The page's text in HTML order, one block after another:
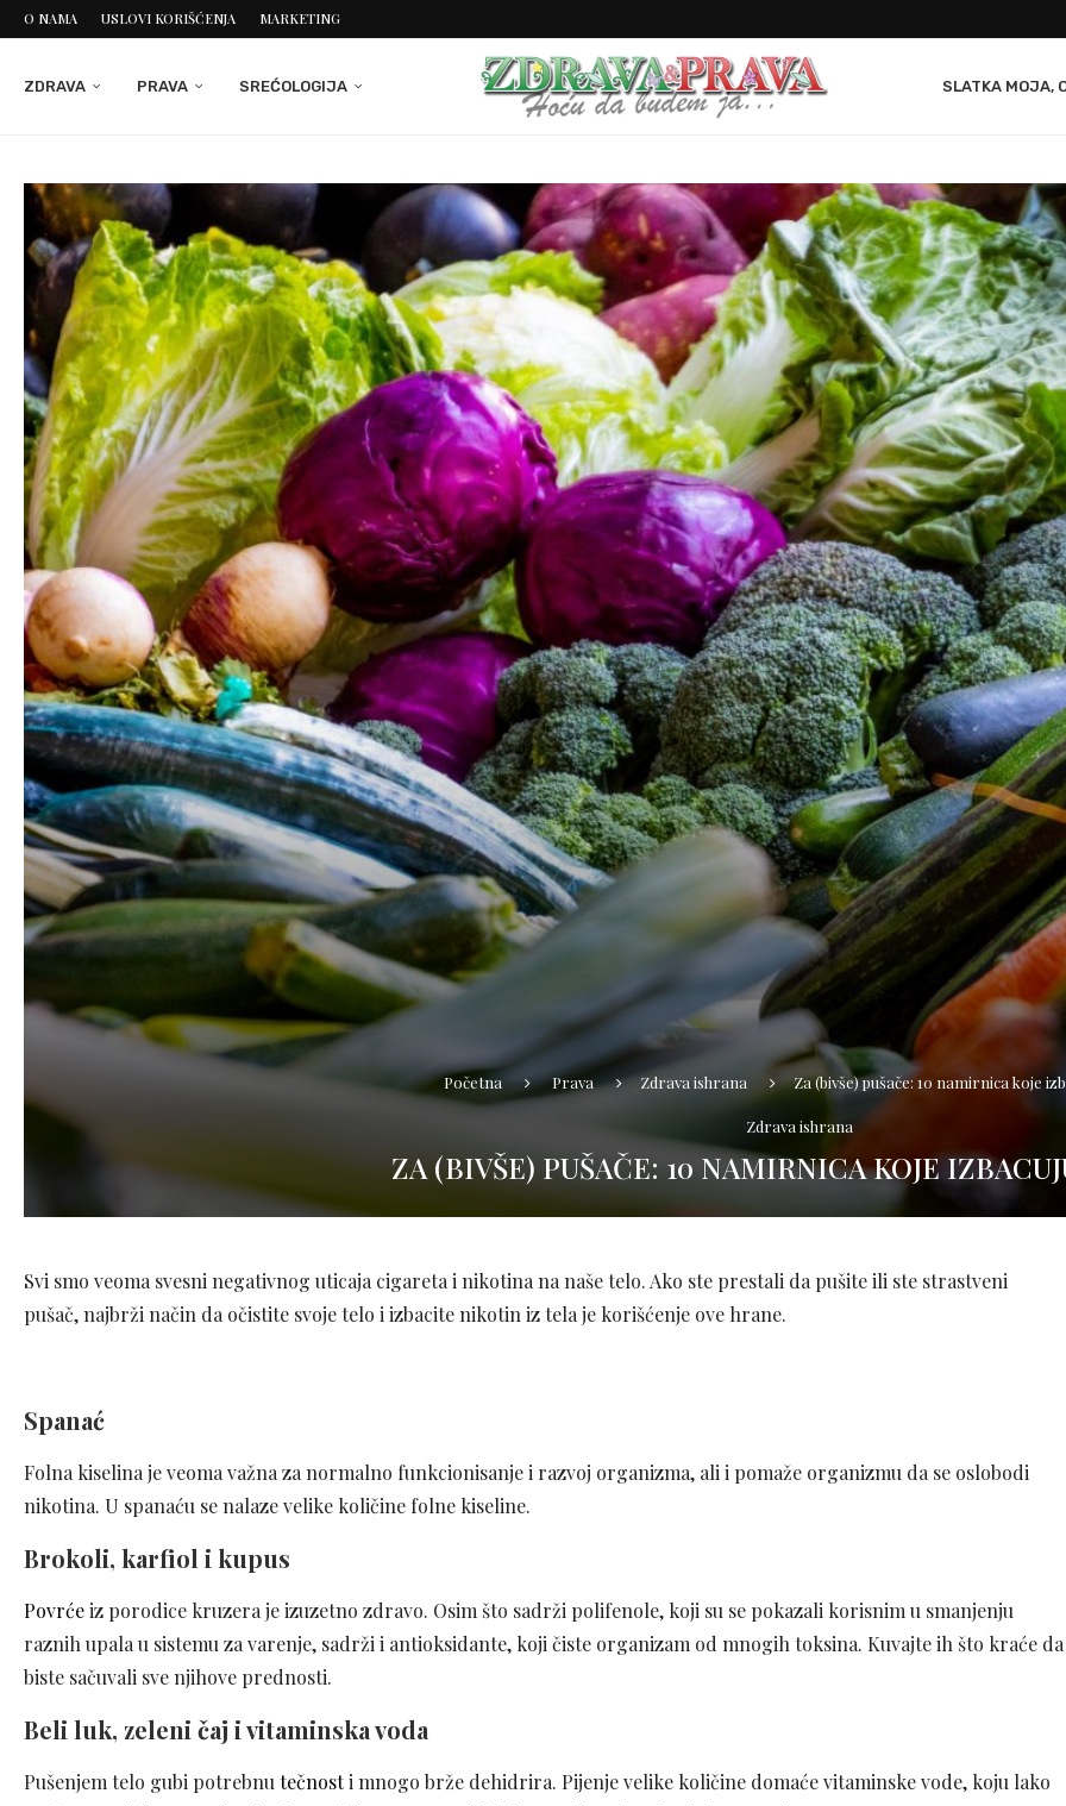
O NAMA USLOVI KORIŠĆENJA MARKETING
ZDRAVA PRAVA SREĆOLOGIJA SLATKA MOJA,
Početna Prava Zdrava ishrana Za (bivše) pušače: 10 namirnica koje
Zdrava ishrana
ZA (BIVŠE) PUŠAČE: 10 NAMIRNICA KOJE
Svi smo veoma svesni negativnog uticaja cigareta i nikotina na naše telo. Ako ste prestali da pušite ili ste strastveni
pušač, najbrži način da očistite svoje telo i izbacite nikotin iz tela je korišćenje ove hrane.
Spanać
Folna kiselina je veoma važna za normalno funkcionisanje i razvoj organizma, ali i pomaže organizmu da se oslobodi
nikotina. U spanaću se nalaze velike količine folne kiseline.
Brokoli, karfiol i kupus
Povrćeiz porodice kruzera je izuzetno zdravo. Osim što sadrži polifenole, koji su se pokazali korisnim u smanjenju
raznih upala u sistemu za varenje, sadrži i antioksidante, koji čiste organizam od mnogih toksina. Kuvajte ih što kraće da
biste sačuvali sve njihove prednosti.
Beli luk, zeleni čaj i vitaminska voda
Pušenjem telo gubi potrebnutečnosti mnogo brže dehidrira. Pijenje velike količine domaće vitaminske vode, koju lako